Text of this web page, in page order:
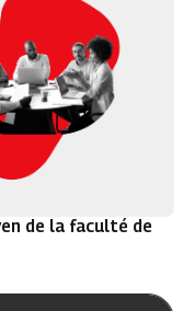
de la faculté de